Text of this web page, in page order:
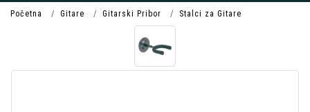
Početna Gitare Gitarski Pribor Stalci za Gitare